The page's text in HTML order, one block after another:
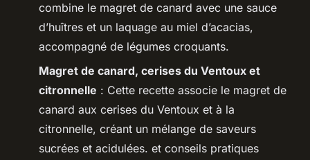
combine le magret de canard avec une sauce
d’huîtres et un laquage au miel d’acacias,
accompagné de légumes croquants.
Magret de canard, cerises du Ventoux et
citronnelle : Cette recette associe le magret de
canard aux cerises du Ventoux et à la
citronnelle, créant un mélange de saveurs
sucrées et acidulées. et conseils pratiques